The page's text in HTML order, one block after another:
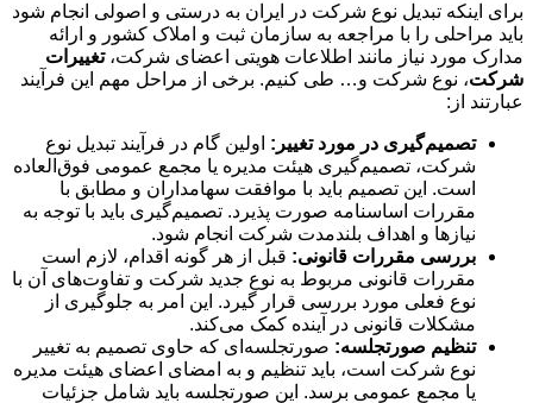
برای اینکه تبدیل نوع شرکت در ایران به درستی و اصولی انجام شود
باید مراحلی را با مراجعه به سازمان ثبت و املاک کشور و ارائه
مدارک مورد نیاز مانند اطلاعات هویتی اعضای شرکت،تغییرات
شرکت، نوع شرکت و… طی کنیم. برخی از مراحل مهم این فرآیند
عبارتند از:
تصمیمگیری در مورد تغییر: اولین گام در فرآیند تبدیل نوع
شرکت، تصمیم‌گیری هیئت مدیره یا مجمع عمومی فوق‌العاده
است. این تصمیم باید با موافقت سهامداران و مطابق با
مقررات اساسنامه صورت پذیرد. تصمیم‌گیری باید با توجه به
نیازها و اهداف بلندمدت شرکت انجام شود.
بررسی مقررات قانونی: قبل از هر گونه اقدام، لازم است
مقررات قانونی مربوط به نوع جدید شرکت و تفاوت‌های آن با
نوع فعلی مورد بررسی قرار گیرد. این امر به جلوگیری از
مشکلات قانونی در آینده کمک می‌کند.
تنظیم صورتجلسه: صورتجلسه‌ای که حاوی تصمیم به تغییر
نوع شرکت است، باید تنظیم و به امضای اعضای هیئت مدیره
یا مجمع عمومی برسد. این صورتجلسه باید شامل جزئیات